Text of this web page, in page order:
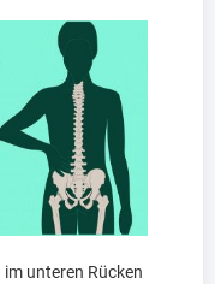
unteren Rücken